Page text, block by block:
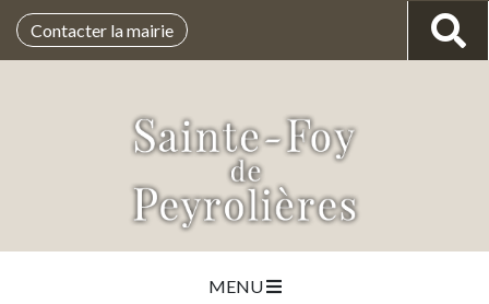
Contacter la mairie
MENU